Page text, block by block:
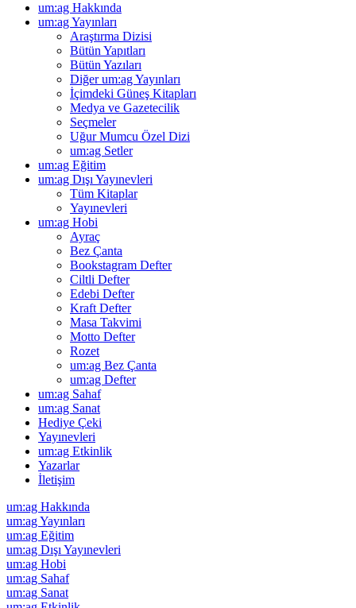
um:ag Hakkında
um:ag Yayınları
Araştırma Dizisi
Bütün Yapıtları
Bütün Yazıları
Diğer um:ag Yayınları
İçimdeki Güneş Kitapları
Medya ve Gazetecilik
Seçmeler
Uğur Mumcu Özel Dizi
um:ag Setler
um:ag Eğitim
um:ag Dışı Yayınevleri
Tüm Kitaplar
Yayınevleri
um:ag Hobi
Ayraç
Bez Çanta
Bookstagram Defter
Ciltli Defter
Edebi Defter
Kraft Defter
Masa Takvimi
Motto Defter
Rozet
um:ag Bez Çanta
um:ag Defter
um:ag Sahaf
um:ag Sanat
Hediye Çeki
Yayınevleri
um:ag Etkinlik
Yazarlar
İletişim
um:ag Hakkında
um:ag Yayınları
um:ag Eğitim
um:ag Dışı Yayınevleri
um:ag Hobi
um:ag Sahaf
um:ag Sanat